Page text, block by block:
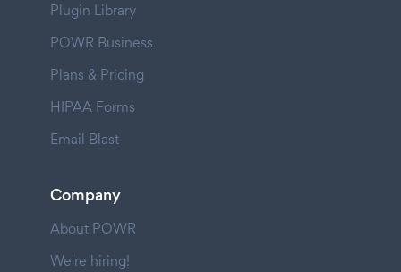
Plugin Library
POWR Business
Plans & Pricing
HIPAA Forms
Email Blast
Company
About POWR
We're hiring!